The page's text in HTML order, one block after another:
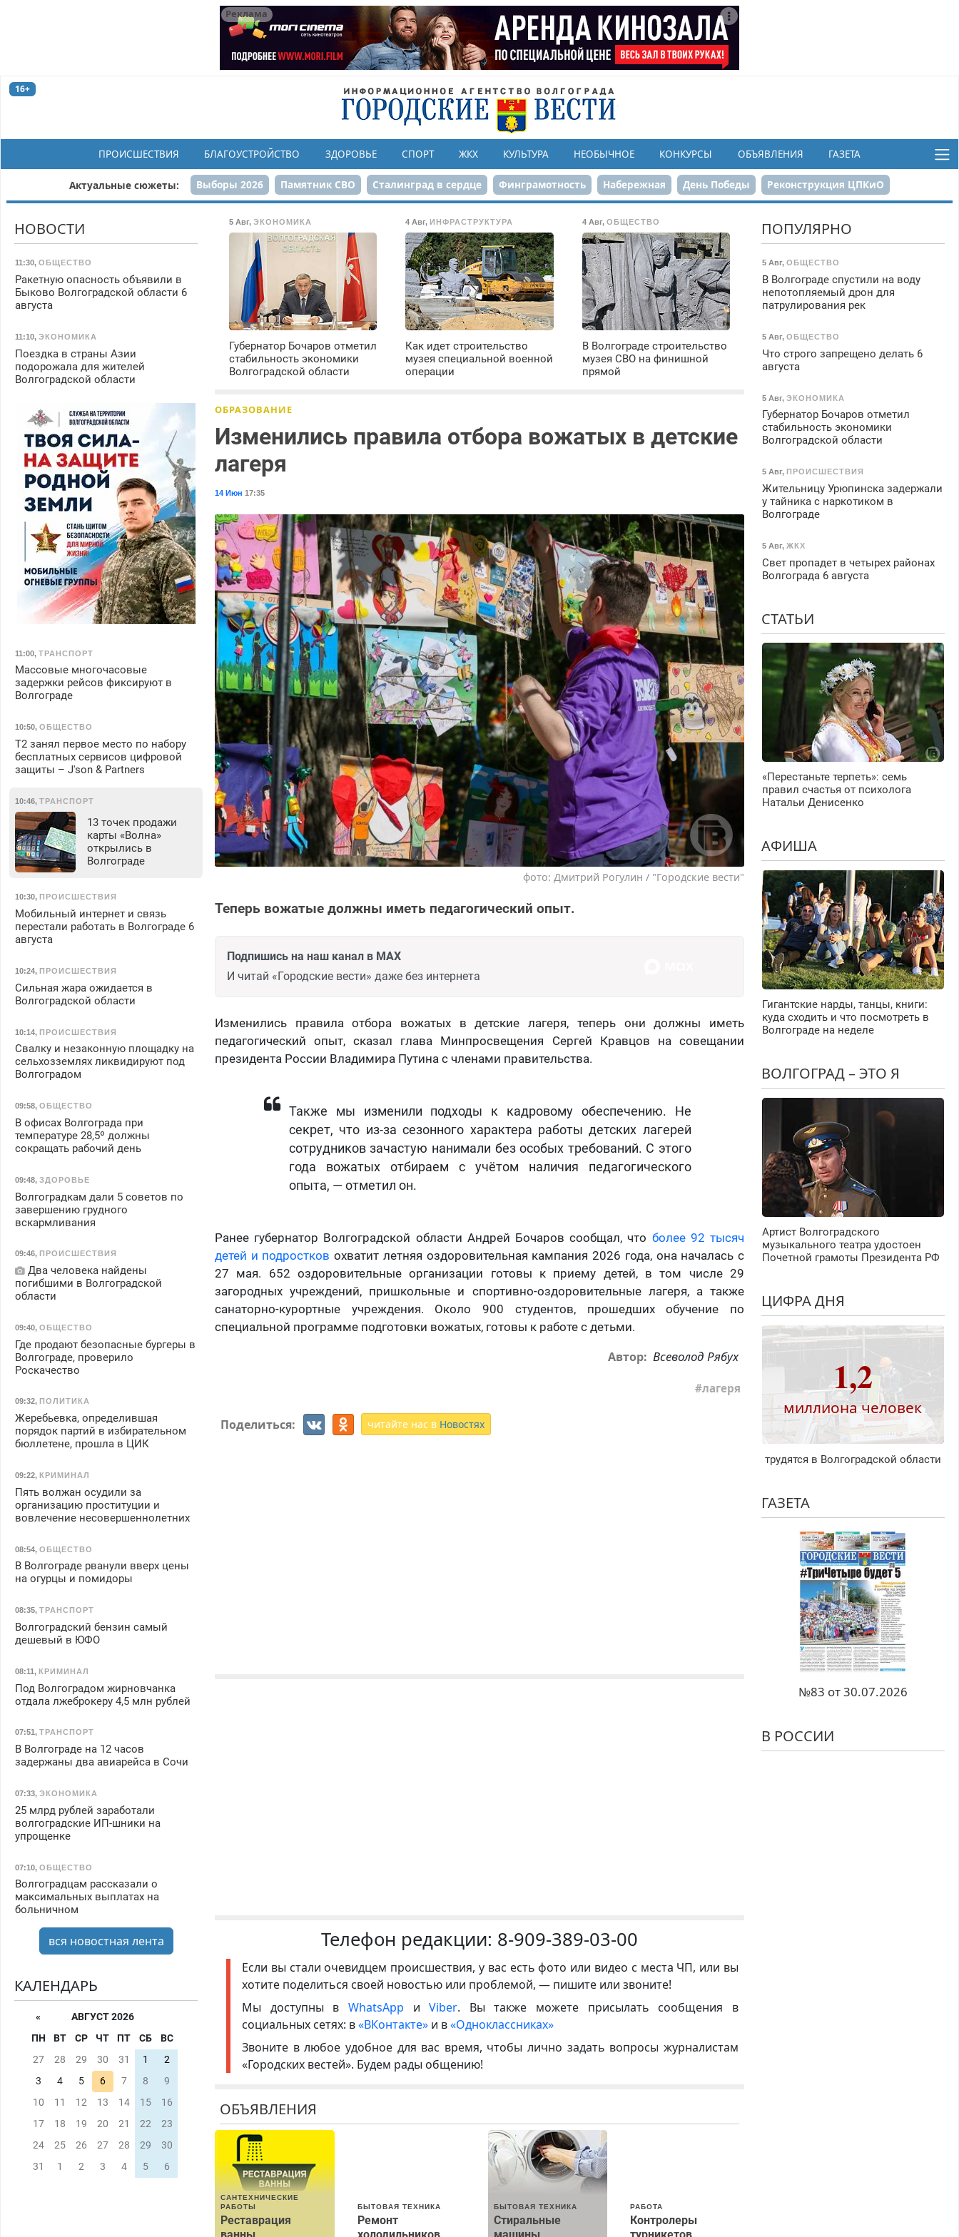
Реклама
16+
ПРОИСШЕСТВИЯ БЛАГОУСТРОЙСТВО ЗДОРОВЬЕ СПОРТ ЖКХ КУЛЬТУРА НЕОБЫЧНОЕ КОНКУРСЫ ОБЪЯВЛЕНИЯ ГАЗЕТА
Актуальные сюжеты: Выборы 2026 Памятник СВО Сталинград в сердце Финграмотность Набережная День Победы Реконструкция ЦПКиО
80-летие Победы Парк Героев-летчиков
5 Авг,ЭКОНОМИКА
Губернатор Бочаров отметил
стабильность экономики
Волгоградской области
4 Авг, ИНФРАСТРУКТУРА
Как идет строительство
музея специальной военной
операции
4 Авг, ОБЩЕСТВО
В Волгограде строительство
музея СВО на финишной
прямой
ОБРАЗОВАНИЕ
Изменились правила отбора вожатых в детские
лагеря
14 Июн 17:35
фото: Дмитрий Рогулин / "Городские вести"
Теперь вожатые должны иметь педагогический опыт.
Подпишись на наш канал в MAX
И читай «Городские вести» даже без интернета
Изменились правила отбора вожатых в детские лагеря, теперь они должны иметь
педагогический опыт, сказал глава Минпросвещения Сергей Кравцов на совещании
президента России Владимира Путина с членами правительства.
Также мы изменили подходы к кадровому обеспечению. Не
секрет, что из-за сезонного характера работы детских лагерей
сотрудников зачастую нанимали без особых требований. С этого
года вожатых отбираем с учётом наличия педагогического
опыта, — отметил он.
Ранее губернатор Волгоградской области Андрей Бочаров сообщал, что более 92 тысяч
детей и подростков охватит летняя оздоровительная кампания 2026 года, она началась с
27 мая. 652 оздоровительные организации готовы к приему детей, в том числе 29
загородных учреждений, пришкольные и спортивно-оздоровительные лагеря, а также
санаторно-курортные учреждения. Около 900 студентов, прошедших обучение по
специальной программе подготовки вожатых, готовы к работе с детьми.
Автор: Всеволод Рябух
лагеря
Поделиться: читайте нас в Новостях
Телефон редакции: 8-909-389-03-00
Если вы стали очевидцем происшествия, у вас есть фото или видео с места ЧП, или вы
хотите поделиться своей новостью или проблемой, — пишите или звоните!
Мы доступны в WhatsApp иViber. Вы также можете присылать сообщения в
социальных сетях: в«ВКонтакте» и в«Одноклассниках»
Звоните в любое удобное для вас время, чтобы лично задать вопросы журналистам
«Городских вестей». Будем рады общению!
ОБЪЯВЛЕНИЯ
САНТЕХНИЧЕСКИЕ
РАБОТЫ
Реставрация
БЫТОВАЯ ТЕХНИКА
Ремонт
БЫТОВАЯ ТЕХНИКА
Стиральные
РАБОТА
Контролеры
НОВОСТИ
11:30, ОБЩЕСТВО
Ракетную опасность объявили в
Быково Волгоградской области 6
августа
11:10, ЭКОНОМИКА
Поездка в страны Азии
подорожала для жителей
Волгоградской области
11:00, ТРАНСПОРТ
Массовые многочасовые
задержки рейсов фиксируют в
Волгограде
10:50, ОБЩЕСТВО
Т2 занял первое место по набору
бесплатных сервисов цифровой
защиты – J'son & Partners
10:46, ТРАНСПОРТ
13 точек продажи
карты «Волна»
открылись в
Волгограде
10:30, ПРОИСШЕСТВИЯ
Мобильный интернет и связь
перестали работать в Волгограде 6
августа
10:24, ПРОИСШЕСТВИЯ
Сильная жара ожидается в
Волгоградской области
10:14, ПРОИСШЕСТВИЯ
Свалку и незаконную площадку на
сельхозземлях ликвидируют под
Волгоградом
09:58, ОБЩЕСТВО
В офисах Волгограда при
температуре 28,5º должны
сокращать рабочий день
09:48, ЗДОРОВЬЕ
Волгоградкам дали 5 советов по
завершению грудного
вскармливания
09:46, ПРОИСШЕСТВИЯ
Два человека найдены
погибшими в Волгоградской
области
09:40, ОБЩЕСТВО
Где продают безопасные бургеры в
Волгограде, проверило
Роскачество
09:32, ПОЛИТИКА
Жеребьевка, определившая
порядок партий в избирательном
бюллетене, прошла в ЦИК
09:22, КРИМИНАЛ
Пять волжан осудили за
организацию проституции и
вовлечение несовершеннолетних
08:54, ОБЩЕСТВО
В Волгограде рванули вверх цены
на огурцы и помидоры
08:35, ТРАНСПОРТ
Волгоградский бензин самый
дешевый в ЮФО
08:11, КРИМИНАЛ
Под Волгоградом жирновчанка
отдала лжеброкеру 4,5 млн рублей
07:51, ТРАНСПОРТ
В Волгограде на 12 часов
задержаны два авиарейса в Сочи
07:33, ЭКОНОМИКА
25 млрд рублей заработали
волгоградские ИП-шники на
упрощенке
07:10, ОБЩЕСТВО
Волгоградцам рассказали о
максимальных выплатах на
больничном
вся новостная лента
КАЛЕНДАРЬ
«
АВГУСТ 2026
ПН
ВТ СР ЧТ ПТ СБ
ВС
27
28 29 30 31 1
2
3
4 5 6 7 8
9
10
11 12 13 14 15
16
17
18 19 20 21 22
23
24
25 26 27 28 29
30
31
1 2 3 4 5 6
ПОПУЛЯРНО
5 Авг, ОБЩЕСТВО
В Волгограде спустили на воду
непотопляемый дрон для
патрулирования рек
5 Авг, ОБЩЕСТВО
Что строго запрещено делать 6
августа
5 Авг, ЭКОНОМИКА
Губернатор Бочаров отметил
стабильность экономики
Волгоградской области
5 Авг, ПРОИСШЕСТВИЯ
Жительницу Урюпинска задержали
у тайника с наркотиком в
Волгограде
5 Авг, ЖКХ
Свет пропадет в четырех районах
Волгограда 6 августа
СТАТЬИ
«Перестаньте терпеть»: семь
правил счастья от психолога
Натальи Денисенко
АФИША
Гигантские нарды, танцы, книги:
куда сходить и что посмотреть в
Волгограде на неделе
ВОЛГОГРАД – ЭТО Я
Артист Волгоградского
музыкального театра удостоен
Почетной грамоты Президента РФ
ЦИФРА ДНЯ
1,2
миллиона человек
трудятся в Волгоградской области
ГАЗЕТА
№83 от 30.07.2026
В РОССИИ